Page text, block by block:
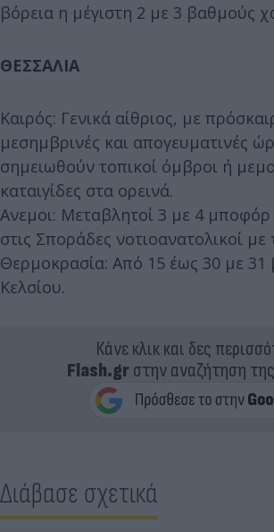
βόρεια η μέγιστη 2 με 3 βαθμούς
ΘΕΣΣΑΛΙΑ
Καιρός: Γενικά αίθριος, με
μεσημβρινές και απογευματινές
σημειωθούν τοπικοί όμβροι ή
καταιγίδες στα ορεινά.
Ανεμοι: Μεταβλητοί 3 με 4 μποφόρ
στις Σποράδες νοτιοανατολικοί με
Θερμοκρασία: Από 15 έως 30 με 31
Κελσίου.
Κάνε κλικ και δες
Flash.grστην αναζήτηση της
Διάβασε σχετικά